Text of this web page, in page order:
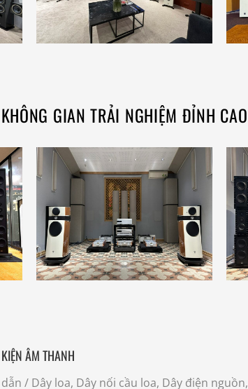
KHÔNG GIAN TRẢI NGHIỆM ĐỈNH CAO
ÂM THANH
/ Dây loa, Dây nối cầu loa, Dây điện nguồn,